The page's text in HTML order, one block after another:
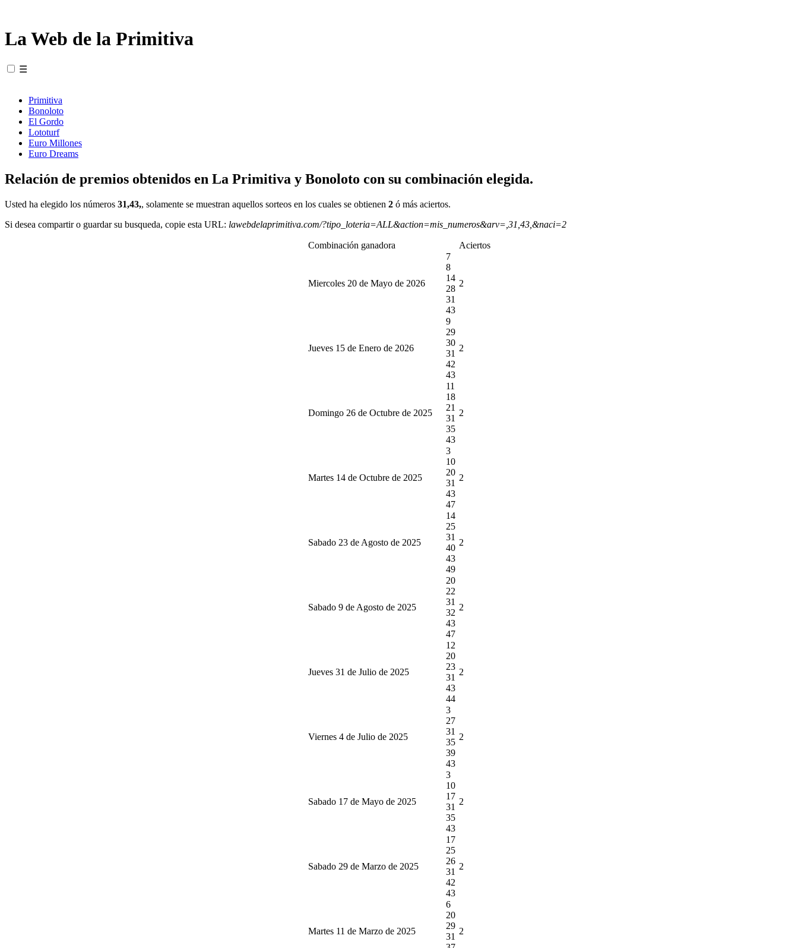
La Web de la Primitiva
☰
Primitiva
Bonoloto
El Gordo
Lototurf
Euro Millones
Euro Dreams
Relación de premios obtenidos en La Primitiva y Bonoloto con su combinación elegida.
Usted ha elegido los números 31,43,, solamente se muestran aquellos sorteos en los cuales se obtienen 2 ó más aciertos.
Si desea compartir o guardar su busqueda, copie esta URL: lawebdelaprimitiva.com/?tipo_loteria=ALL&action=mis_numeros&arv=,31,43,&naci=2
Combinación ganadora Aciertos
Miercoles 20 de Mayo de 2026
7
8
14
28
31
43
2
Jueves 15 de Enero de 2026
9
29
30
31
42
43
2
Domingo 26 de Octubre de 2025
11
18
21
31
35
43
2
Martes 14 de Octubre de 2025
3
10
20
31
43
47
2
Sabado 23 de Agosto de 2025
14
25
31
40
43
49
2
Sabado 9 de Agosto de 2025
20
22
31
32
43
47
2
Jueves 31 de Julio de 2025
12
20
23
31
43
44
2
Viernes 4 de Julio de 2025
3
27
31
35
39
43
2
Sabado 17 de Mayo de 2025
3
10
17
31
35
43
2
Sabado 29 de Marzo de 2025
17
25
26
31
42
43
2
Martes 11 de Marzo de 2025
6
20
29
31
2